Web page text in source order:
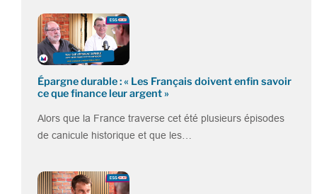
Épargne durable : « Les Français doivent enfin savoir
ce que finance leur argent »
Alors que la France traverse cet été plusieurs épisodes
de canicule historique et que les…